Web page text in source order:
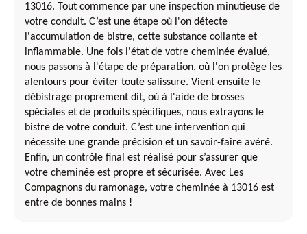
13016. Tout commence par une inspection minutieuse de
votre conduit. C’est une étape où l'on détecte
l'accumulation de bistre, cette substance collante et
inflammable. Une fois l'état de votre cheminée évalué,
nous passons à l'étape de préparation, où l'on protège les
alentours pour éviter toute salissure. Vient ensuite le
débistrage proprement dit, où à l'aide de brosses
spéciales et de produits spécifiques, nous extrayons le
bistre de votre conduit. C’est une intervention qui
nécessite une grande précision et un savoir-faire avéré.
Enfin, un contrôle final est réalisé pour s’assurer que
votre cheminée est propre et sécurisée. Avec Les
Compagnons du ramonage, votre cheminée à 13016 est
entre de bonnes mains !